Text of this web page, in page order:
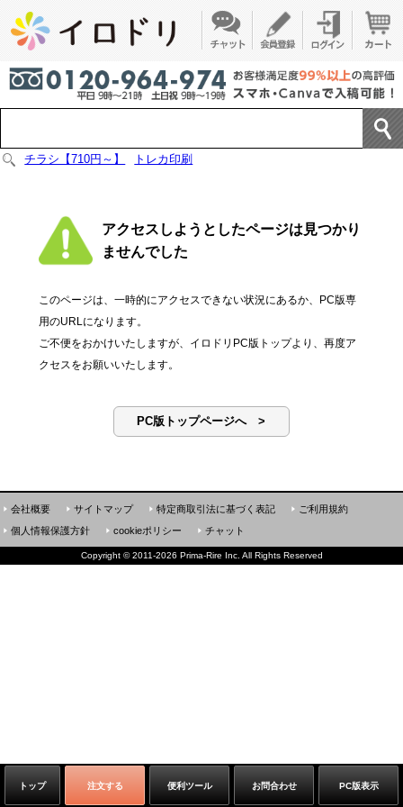
チラシ【710円～】 トレカ印刷
アクセスしようとしたページは見つかり
ませんでした
このページは、一時的にアクセスできない状況にあるか、PC版専
用のURLになります。
ご不便をおかけいたしますが、イロドリPC版トップより、再度ア
クセスをお願いいたします。
PC版トップページへ >
トップ 注文する 便利ツール お問合わせ PC版表示
会社概要 サイトマップ 特定商取引法に基づく表記
ご利用規約
個人情報保護方針
cookieポリシー チャット
Copyright ©2011-2026 Prima-Rire Inc. All Rights Reserved